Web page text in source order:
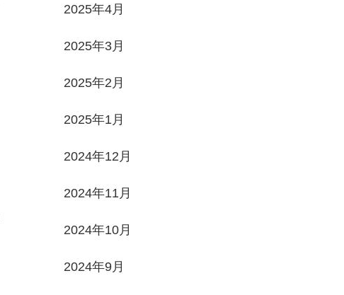
2025年4月
2025年3月
2025年2月
2025年1月
2024年12月
2024年11月
2024年10月
2024年9月